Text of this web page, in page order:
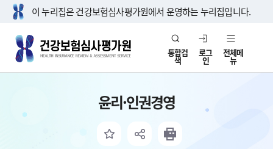
이 누리집은 건강보험심사평가원에서 운영하는 누리집입니다.
통합검
색
로그
인
전체메
뉴
윤리·인권경영